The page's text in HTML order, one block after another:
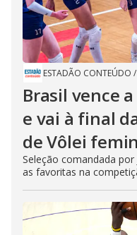
ESTADÃO CONTEÚDO /
Brasil vence
e vai à final
de Vôlei
Seleção comandada
as favoritas na